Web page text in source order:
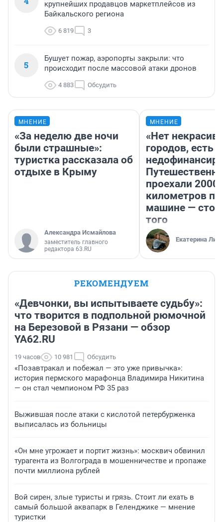
крупнейших продавцов маркетплейсов из
Байкальского региона
6 819 3
5
Бушует пожар, аэропорты закрыли: что
происходит после массовой атаки дронов
4 883 Обсудить
МНЕНИЕ
«За неделю две ночи
были страшные»:
туристка рассказала об
отдыхе в Крыму
Александра Исмайлова
заместитель главного
редактора 63.RU
МНЕНИЕ
«Нет
городов, есть
проехали 2000
километров по
машине —
того
Екатерина
РЕКОМЕНДУЕМ
«Девчонки, вы испытываете судьбу»:
что творится в подпольной рюмочной
на Березовой в Рязани — обзор
YA62.RU
19 часов 10 981 Обсудить
«Позавтракал и побежал — это уже привычка»:
история пермского марафонца Владимира Никитина
— он стал чемпионом РФ 35 раз
Выжившая после атаки с кислотой петербурженка
выписалась из больницы
«Он мне угрожает и портит жизнь»: москвич обвинил
турагента из Волгограда в мошенничестве и пропаже
почти миллиона рублей
Вой сирен, злые туристы и грязь. Стоит ли ехать в
самый большой аквапарк в Геленджике — мнение
туристки